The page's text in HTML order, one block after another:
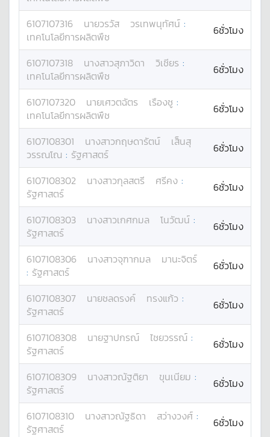
6107107316
นายวรวัส วรเทพนุทัศน์ :
เทคโนโลยีการผลิตพืช
6ชั่วโมง
6107107318 นางสาวสุภาวิดา วิเชียร :
เทคโนโลยีการผลิตพืช
6ชั่วโมง
6107107320 นายเศวตฉัตร เรืองชู :
เทคโนโลยีการผลิตพืช
6ชั่วโมง
6107108301 นางสาวกฤษดารัตน์
เส็นสุ
วรรณโณ : รัฐศาสตร์ 6ชั่วโมง
6107108302 นางสาวกุลสตรี ศรีคง :
รัฐศาสตร์
6ชั่วโมง
6107108303 นางสาวเกศกมล โนวัฒน์ :
รัฐศาสตร์
6ชั่วโมง
6107108306 นางสาวจุฑากมล
มานะจิตร์
: รัฐศาสตร์ 6ชั่วโมง
6107108307 นายชลดรงค์ ทรงแก้ว :
รัฐศาสตร์
6ชั่วโมง
6107108308 นายฐาปกรณ์ ไชยวรรณ์ :
รัฐศาสตร์
6ชั่วโมง
6107108309 นางสาวณัฐติยา ขุนเนียม :
รัฐศาสตร์
6ชั่วโมง
6107108310 นางสาวณัฐธิดา สว่างวงศ์ :
รัฐศาสตร์
6ชั่วโมง